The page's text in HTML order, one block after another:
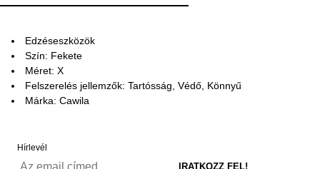
Edzéseszközök
Szín: Fekete
Méret: X
Felszerelés jellemzők: Tartósság, Védő, Könnyű
Márka: Cawila
Hírlevél